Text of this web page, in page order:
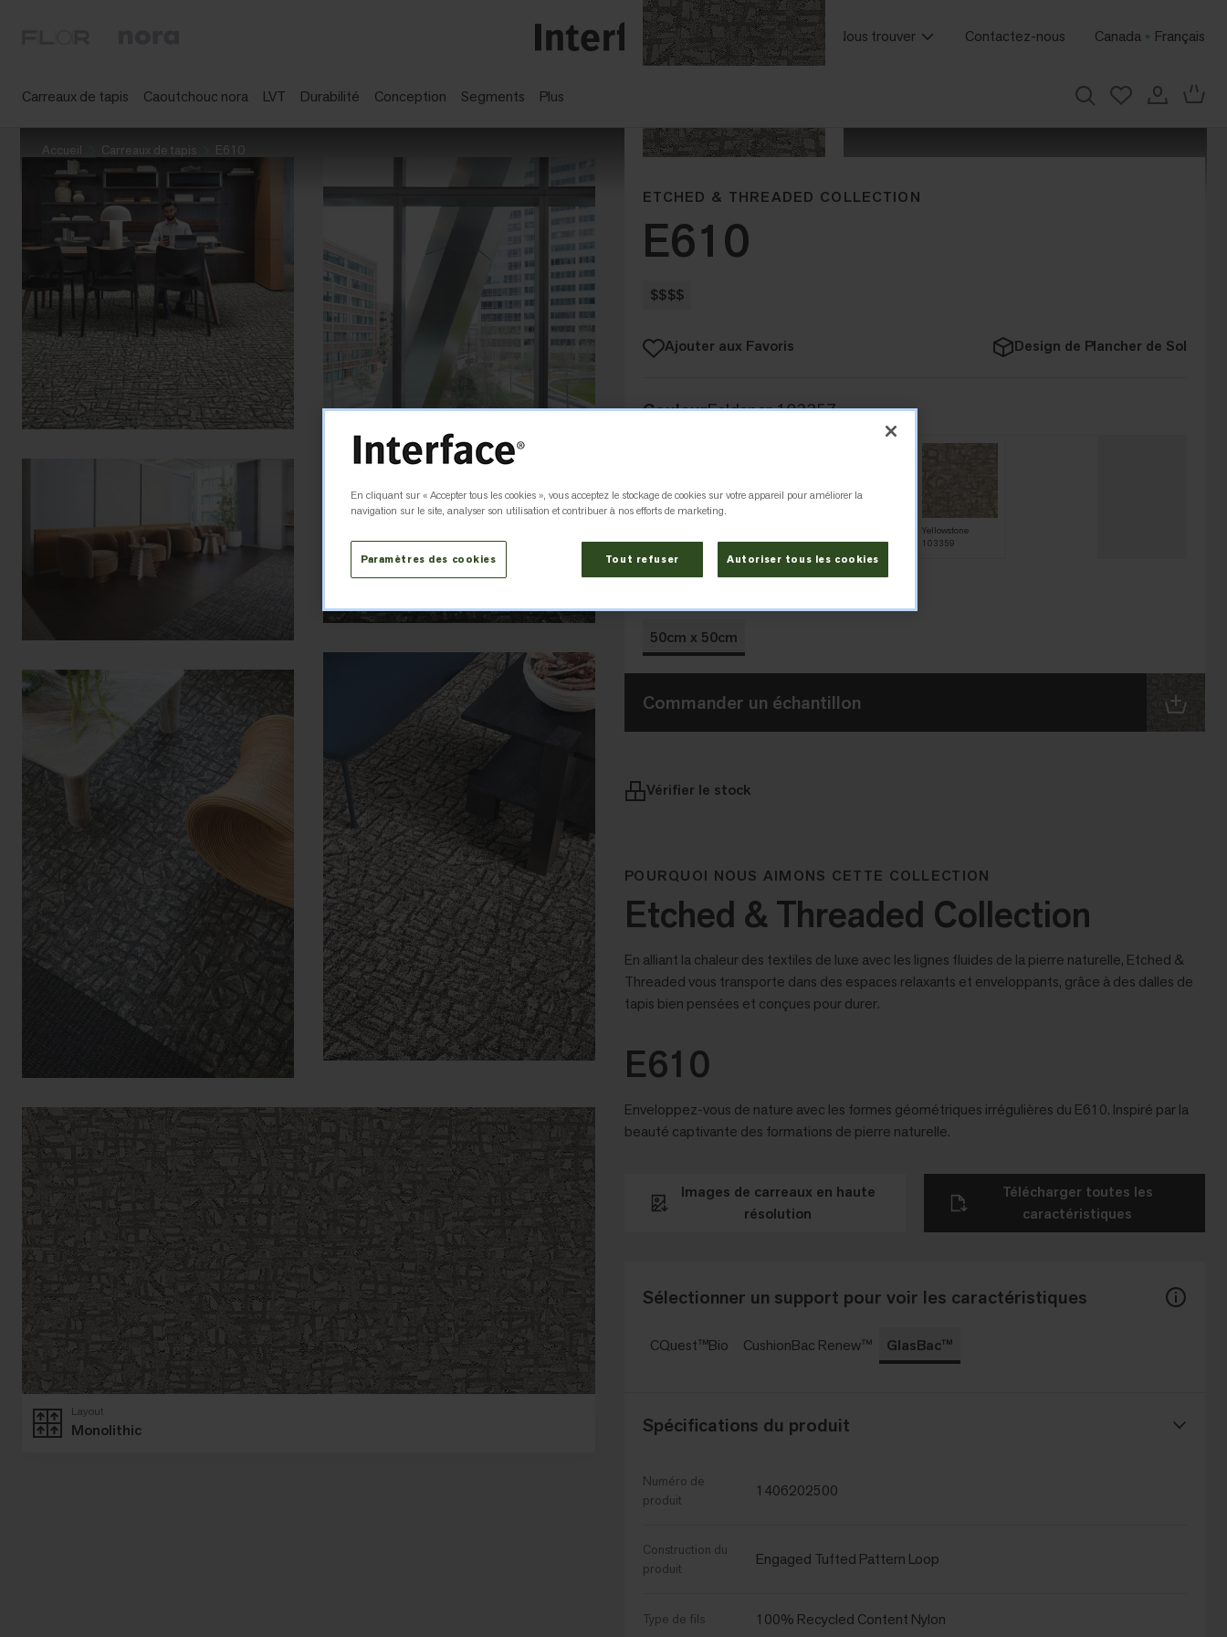
Nous trouver Contactez-nous Canada Français
Carreaux de tapis Caoutchouc nora LVT Durabilité Conception Segments Plus
Accueil Carreaux de tapis E610
Monolithic
Layout
ETCHED & THREADED COLLECTION
E610
$$$$
Ajouter aux Favoris Design de Plancher de Sol
CouleurFeldspar 103357
103357
103358
103356
Yellowstone
103359
50cm x 50cm
Commander un échantillon
Vérifier le stock
POURQUOI NOUS AIMONS CETTE COLLECTION
Etched & Threaded Collection
En alliant la chaleur des textiles de luxe avec les lignes fluides de la pierre naturelle, Etched &
Threaded vous transporte dans des espaces relaxants et enveloppants, grâce à des dalles de
tapis bien pensées et conçues pour durer.
E610
Enveloppez-vous de nature avec les formes géométriques irrégulières du E610. Inspiré par la
beauté captivante des formations de pierre naturelle.
Sélectionner un support pour voir les caractéristiques
CQuest™Bio CushionBac Renew™ GlasBac™
Spécifications du produit
Numéro de
produit
1406202500
Construction du
produit
Engaged Tufted Pattern Loop
Type de fils 100% Recycled Content Nylon
Images de carreaux en haute
résolution
Télécharger toutes les
caractéristiques
En cliquant sur « Accepter tous les cookies », vous acceptez le stockage de cookies sur votre appareil pour améliorer la
navigation sur le site, analyser son utilisation et contribuer à nos efforts de marketing.
Paramètres des cookies Tout refuser Autoriser tous les cookies